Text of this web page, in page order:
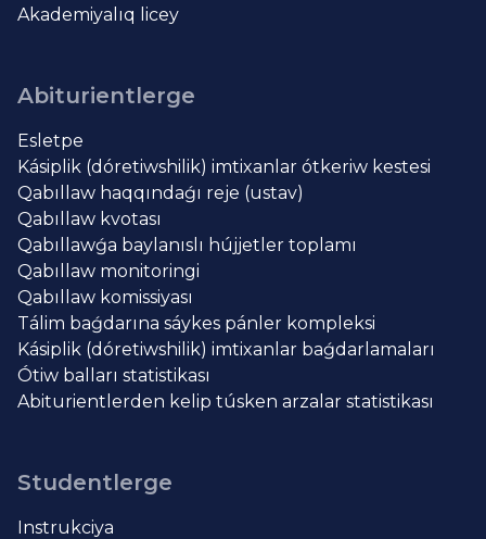
Akademiyalıq licey
Abiturientlerge
Esletpe
Kásiplik (dóretiwshilik) imtixanlar ótkeriw kestesi
Qabıllaw haqqındaǵı reje (ustav)
Qabıllaw kvotası
Qabıllawǵa baylanıslı hújjetler toplamı
Qabıllaw monitoringi
Qabıllaw komissiyası
Tálim baǵdarına sáykes pánler kompleksi
Kásiplik (dóretiwshilik) imtixanlar baǵdarlamaları
Ótiw balları statistikası
Abiturientlerden kelip túsken arzalar statistikası
Studentlerge
Instrukciya